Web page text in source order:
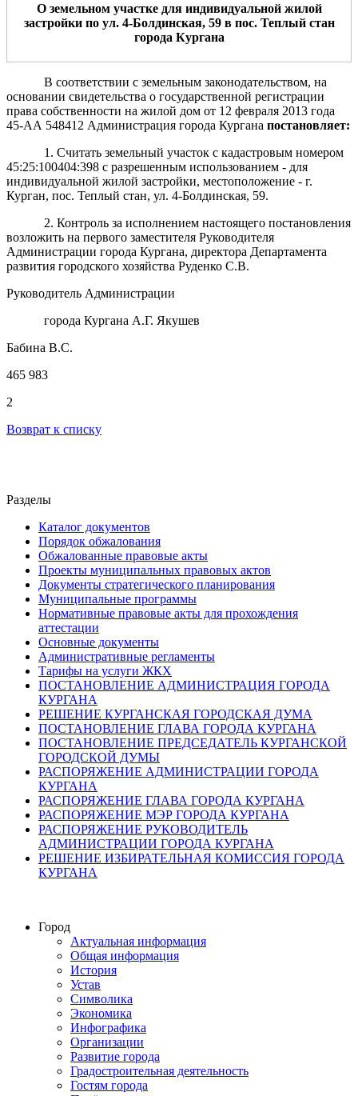
О земельном участкедля индивидуальной жилой
застройки по ул. 4-Болдинская, 59 в пос. Теплый стан
города Кургана
В соответствии с земельным законодательством, на
основании свидетельства о государственной регистрации
права собственности на жилой дом от 12 февраля 2013 года
45-АА 548412 Администрация города Кургана постановляет:
1. Считать земельный участок с кадастровым номером
45:25:100404:398 с разрешенным использованием - для
индивидуальной жилой застройки, местоположение - г.
Курган, пос. Теплый стан, ул. 4-Болдинская, 59.
2. Контроль за исполнением настоящего постановления
возложить на первого заместителя Руководителя
Администрации города Кургана, директора Департамента
развития городского хозяйства Руденко С.В.
Руководитель Администрации
города Кургана А.Г. Якушев
Бабина В.С.
465 983
2
Возврат к списку
Разделы
Каталог документов
Порядок обжалования
Обжалованные правовые акты
Проекты муниципальных правовых актов
Документы стратегического планирования
Муниципальные программы
Нормативные правовые акты для прохождения
аттестации
Основные документы
Административные регламенты
Тарифы на услуги ЖКХ
ПОСТАНОВЛЕНИЕ АДМИНИСТРАЦИЯ ГОРОДА
КУРГАНА
РЕШЕНИЕ КУРГАНСКАЯ ГОРОДСКАЯ ДУМА
ПОСТАНОВЛЕНИЕ ГЛАВА ГОРОДА КУРГАНА
ПОСТАНОВЛЕНИЕ ПРЕДСЕДАТЕЛЬ КУРГАНСКОЙ
ГОРОДСКОЙ ДУМЫ
РАСПОРЯЖЕНИЕ АДМИНИСТРАЦИИ ГОРОДА
КУРГАНА
РАСПОРЯЖЕНИЕ ГЛАВА ГОРОДА КУРГАНА
РАСПОРЯЖЕНИЕ МЭР ГОРОДА КУРГАНА
РАСПОРЯЖЕНИЕ РУКОВОДИТЕЛЬ
АДМИНИСТРАЦИИ ГОРОДА КУРГАНА
РЕШЕНИЕ ИЗБИРАТЕЛЬНАЯ КОМИССИЯ ГОРОДА
КУРГАНА
Город
Актуальная информация
Общая информация
История
Устав
Символика
Экономика
Инфографика
Организации
Развитие города
Градостроительная деятельность
Гостям города